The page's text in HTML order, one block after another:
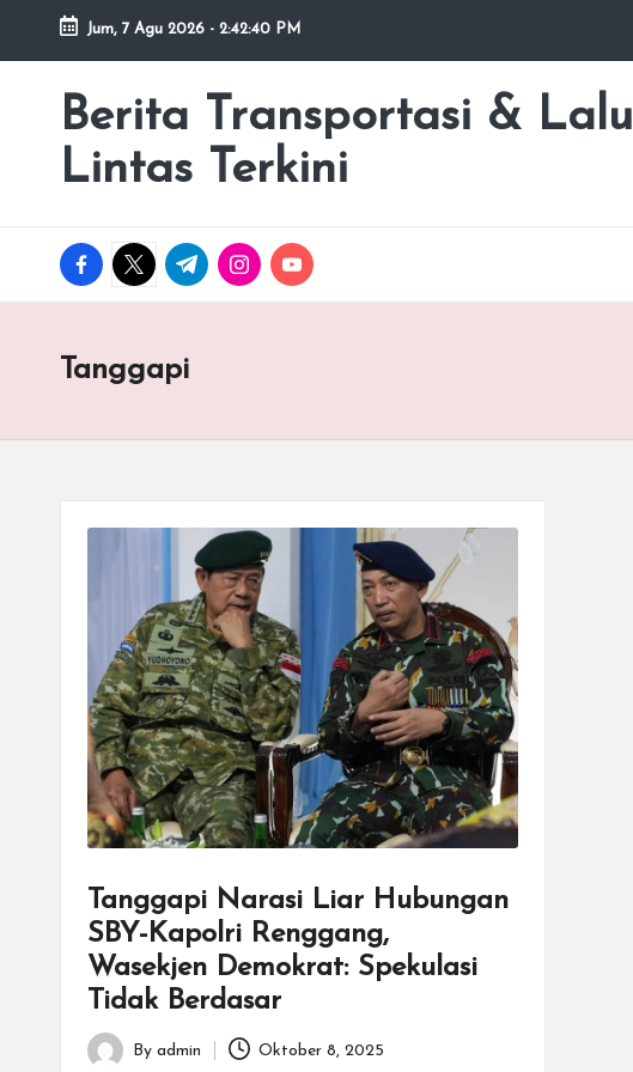
Skip
content
Jum, 7 Agu 2026 - 2:42:40 PM
Berita Transportasi & Lalu
Lintas Terkini
premancity.biz.id
facebook.com
twitter.com
t.me instagram.com
youtube.com
Tanggapi
Tanggapi Narasi Liar Hubungan
SBY-Kapolri Renggang,
Wasekjen Demokrat: Spekulasi
Tidak Berdasar
Posted
By admin Oktober 8, 2025